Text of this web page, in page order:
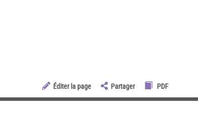
Éditer la page Partager PDF